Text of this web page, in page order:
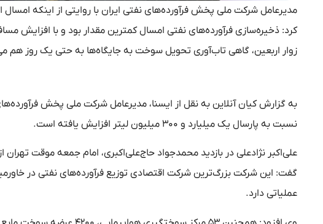
زوار اربعین، گاهی تاب‌آوری تحویل سوخت به جایگاه‌ها به حتی یک روز هم
به گزارش کیان آنلاین به نقل از ایسنا، مدیرعامل شرکت ملی پخش
نسبت به پارسال یک میلیارد و ۳۰۰ میلیون لیتر افزایش یافته است.
علی‌اکبر نژادعلی در بازدید محمدجواد حاج‌علی‌اکبری، امام جمعه موقت
عملیاتی دارد.